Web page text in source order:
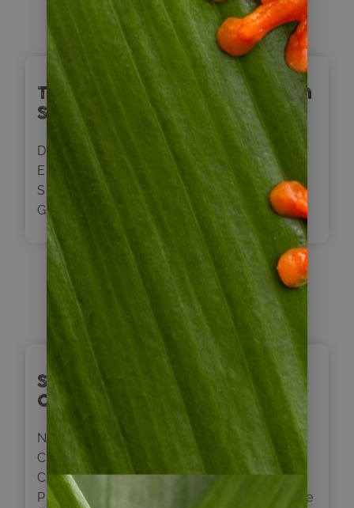
Tag 5
Tag zur freien Verfügung in
San Pedro de Atacama
Der heutige Tag steht Ihnen für eigene
Erkundungen zur freien Verfügung. Buchung
Sie vor Ort z. B. einen Ausflug zum El Tation
Geyir, ein unvergessliches Erlebnis.
Tag 6
San Pedro de Atacama –
Calama – Puerto Varas
Nach dem Frühstück geht es zurück nach
Calama. Von dort fliegen wir via Santiago de
Chile in die chilenische Seeenregion nach
Puerto Montt. Anschließend setzen wir unsere